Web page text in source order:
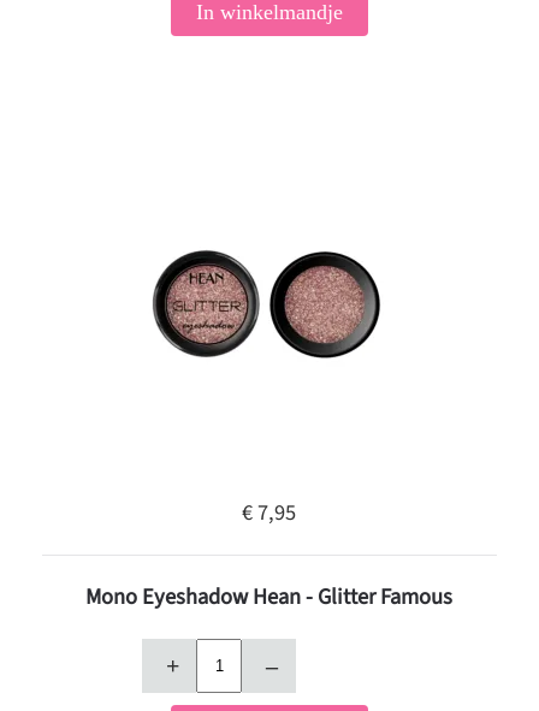
In winkelmandje
€ 7,95
Mono Eyeshadow Hean - Glitter Famous
+ –